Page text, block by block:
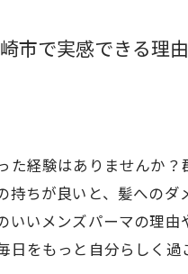
市で実感できる理
た経験はありませんか
ちが良いと、髪への
いメンズパーマの理
をもっと自分らしく過